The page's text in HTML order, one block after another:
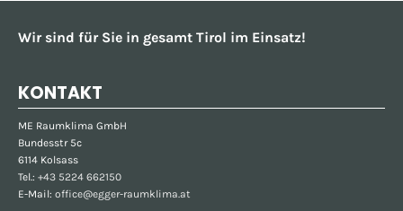
Wir sind für Sie in gesamt Tirol im Einsatz!
KONTAKT
ME Raumklima GmbH
Bundesstr 5c
6114 Kolsass
Tel.: +43 5224 662150
E-Mail: office@egger-raumklima.at